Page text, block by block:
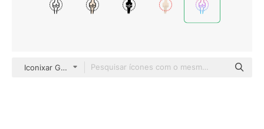
Iconixar Gradient